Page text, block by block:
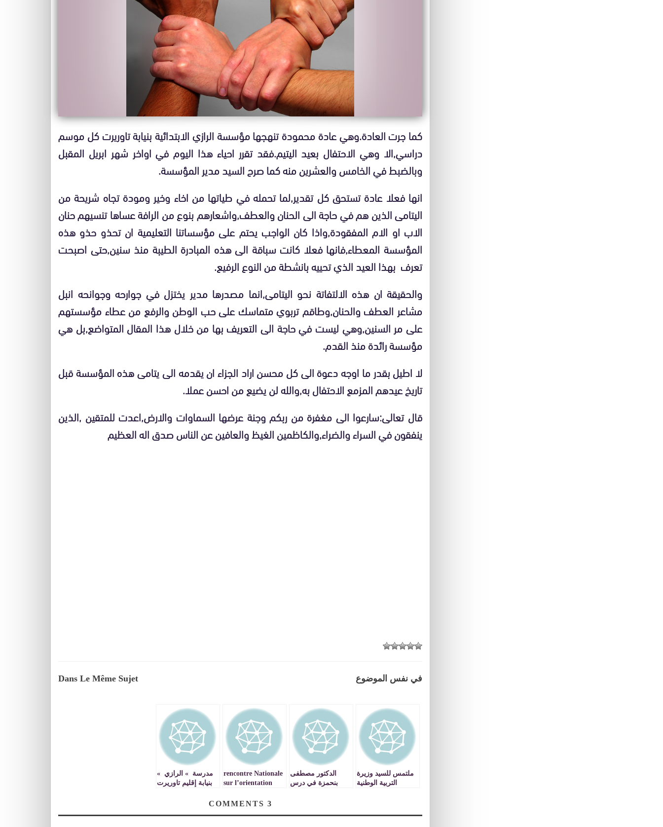
كما جرت العادة.وهي عادة محمودة تنهجها مؤسسة الرازي الابتدائية بنيابة تاوريرت كل موسم
دراسي,الا وهي الاحتفال بعيد اليتيم.فقد تقرر احياء هذا اليوم في اواخر شهر ابريل المقبل
وبالضبط في الخامس والعشرين منه كما صرح السيد مدير المؤسسة.
انها فعلا عادة تستحق كل تقدير,لما تحمله في طياتها من اخاء وخير ومودة تجاه شريحة من
اليتامى الذين هم في حاجة الى الحنان والعطف,واشعارهم بنوع من الرافة عساها تنسيهم حنان
الاب او الام المفقودة,واذا كان الواجب يحتم على مؤسساتنا التعليمية ان تحذو حذو هذه
المؤسسة المعطاء,فانها فعلا كانت سباقة الى هذه المبادرة الطيبة منذ سنين,حتى اصبحت
تعرف بهذا العيد الذي تحييه بانشطة من النوع الرفيع.
والحقيقة ان هذه الالتفاتة نحو اليتامى,انما مصدرها مدير يختزل في جوارحه وجوانحه انبل
مشاعر العطف والحنان,وطاقم تربوي متماسك على حب الوطن والرفع من عطاء مؤسستهم
على مر السنين,وهي ليست في حاجة الى التعريف بها من خلال هذا المقال المتواضع,بل هي
مؤسسة رائدة منذ القدم.
لا اطيل بقدر ما اوجه دعوة الى كل محسن اراد الجزاء ان يقدمه الى يتامى هذه المؤسسة قبل
تاريخ عيدهم المزمع الاحتفال به,والله لن يضيع من احسن عملا.
قال تعالى:سارعوا الى مغفرة من ربكم وجنة عرضها السماوات والارض,اعدت للمتقين ,الذين
ينفقون في السراء والضراء,والكاظمين الغيظ والعافين عن الناس صدق اله العظيم
Dans Le Même Sujet في نفس الموضوع
ملتمس للسيد وزيرة
التربية الوطنية
الدكتور مصطفى
بنحمزة في درس
rencontre Nationale
sur l’orientation
l’UMPOujda
مدرسة » الرازي »
بنيابة إقليم تاوريرت
3